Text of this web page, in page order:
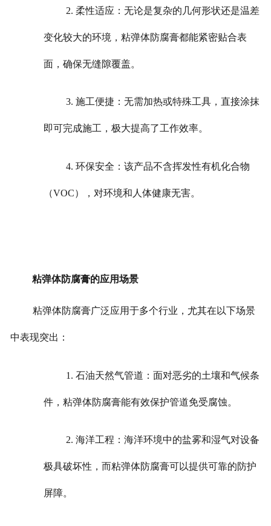
2. 柔性适应：无论是复杂的几何形状还是温差
变化较大的环境，粘弹体防腐膏都能紧密贴合表
面，确保无缝隙覆盖。
3. 施工便捷：无需加热或特殊工具，直接涂抹
即可完成施工，极大提高了工作效率。
4. 环保安全：该产品不含挥发性有机化合物
（VOC），对环境和人体健康无害。
粘弹体防腐膏的应用场景
粘弹体防腐膏广泛应用于多个行业，尤其在以下场景
中表现突出：
1. 石油天然气管道：面对恶劣的土壤和气候条
件，粘弹体防腐膏能有效保护管道免受腐蚀。
2. 海洋工程：海洋环境中的盐雾和湿气对设备
极具破坏性，而粘弹体防腐膏可以提供可靠的防护
屏障。